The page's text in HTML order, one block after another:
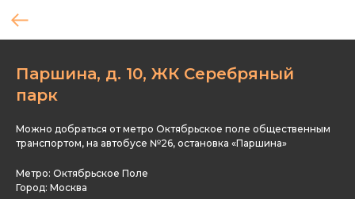
Паршина, д. 10, ЖК Серебряный
парк
Можно добраться от метро Октябрьское поле общественным
транспортом, на автобусе №26, остановка «Паршина»
Метро: Октябрьское Поле
Город: Москва